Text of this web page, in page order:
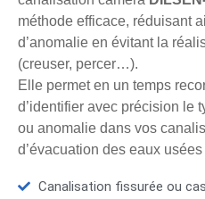
méthode efficace, réduisant
d’anomalie en évitant la
(creuser, percer…).
Elle permet en un temps
d’identifier avec précision le
ou anomalie dans vos
d’évacuation des eaux usées
Canalisation fissurée ou